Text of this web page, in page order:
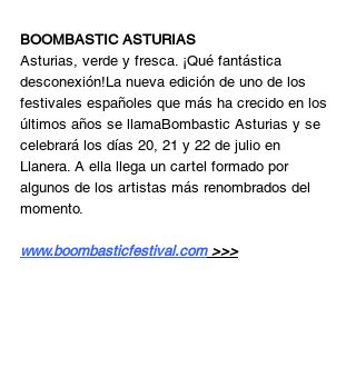
BOOMBASTIC ASTURIAS
Asturias, verde y fresca. ¡Qué fantástica
desconexión!La nueva edición de uno de los
festivales españoles que más ha crecido en los
últimos años se llamaBombastic Asturias y se
celebrará los días 20, 21 y 22 de julio en
Llanera. A ella llega un cartel formado por
algunos de los artistas más renombrados del
momento.
www.boombasticfestival.com >>>